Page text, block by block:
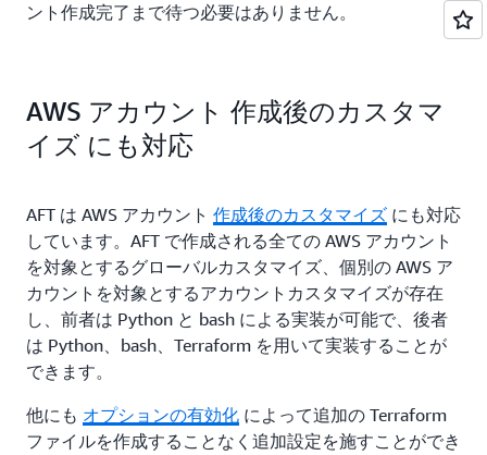
ント作成完了まで待つ必要はありません。
AWS アカウント 作成後のカスタマ
イズ にも対応
AFT は AWS アカウント 作成後のカスタマイズ にも対応
しています。AFT で作成される全ての AWS アカウント
を対象とするグローバルカスタマイズ、個別の AWS ア
カウントを対象とするアカウントカスタマイズが存在
し、前者は Python と bash による実装が可能で、後者
は Python、bash、Terraform を用いて実装することが
できます。
他にも オプションの有効化 によって追加の Terraform
ファイルを作成することなく追加設定を施すことができ